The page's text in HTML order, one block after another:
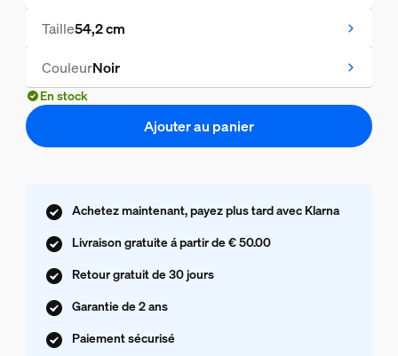
Taille54,2 cm
CouleurNoir
En stock
Ajouter au panier
Achetez maintenant, payez plus tard avec Klarna
Livraison gratuite á partir de € 50.00
Retour gratuit de 30 jours
Garantie de 2 ans
Paiement sécurisé